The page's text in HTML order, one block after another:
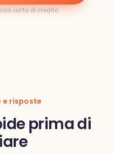
carta di credito
e risposte
prima di